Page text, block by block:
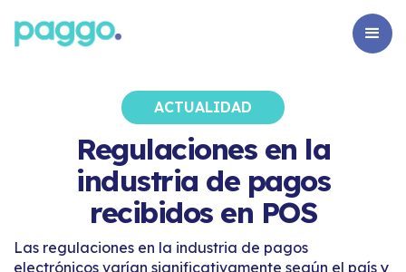
ACTUALIDAD
Regulaciones en la
industria de pagos
recibidos en POS
Las regulaciones en la industria de pagos
electrónicos varían significativamente según el país y